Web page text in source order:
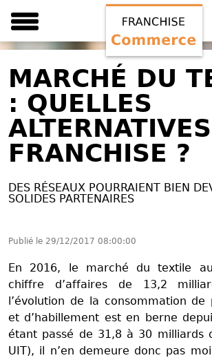
MARCHÉ DU
: QUELLES
FRANCHISE ?
DES RÉSEAUX POURRAIENT BIEN
SOLIDES PARTENAIRES
Publié le 29/12/2017 08:00:00
En 2016, le marché du textile
chiffre d’affaires de 13,2
l’évolution de la consommation
et d’habillement est en berne
étant passé de 31,8 à 30 milliards
UIT), il n’en demeure donc pas